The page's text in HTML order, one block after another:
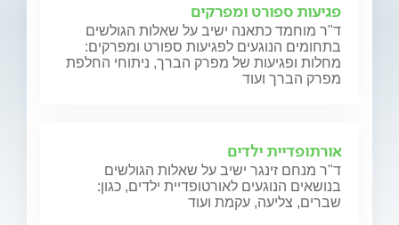
פגיעות ספורט ומפרקים
ד"ר מוחמד כתאנה ישיב על שאלות הגולשים
בתחומים הנוגעים לפגיעות ספורט ומפרקים:
מחלות ופגיעות של מפרק הברך, ניתוחי החלפת
מפרק הברך ועוד
אורתופדיית ילדים
ד"ר מנחם זינגר ישיב על שאלות הגולשים
בנושאים הנוגעים לאורטופדיית ילדים, כגון:
שברים, צליעה, עקמת ועוד